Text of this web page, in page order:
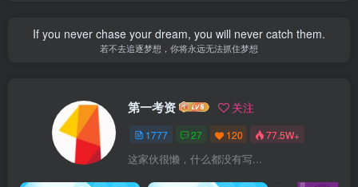
If you never chase your dream, you will never catch them.
若不去追逐梦想，你将永远无法抓住梦想
第一考资 关注
1777 27 120 77.5W+
这家伙很懒，什么都没有写...